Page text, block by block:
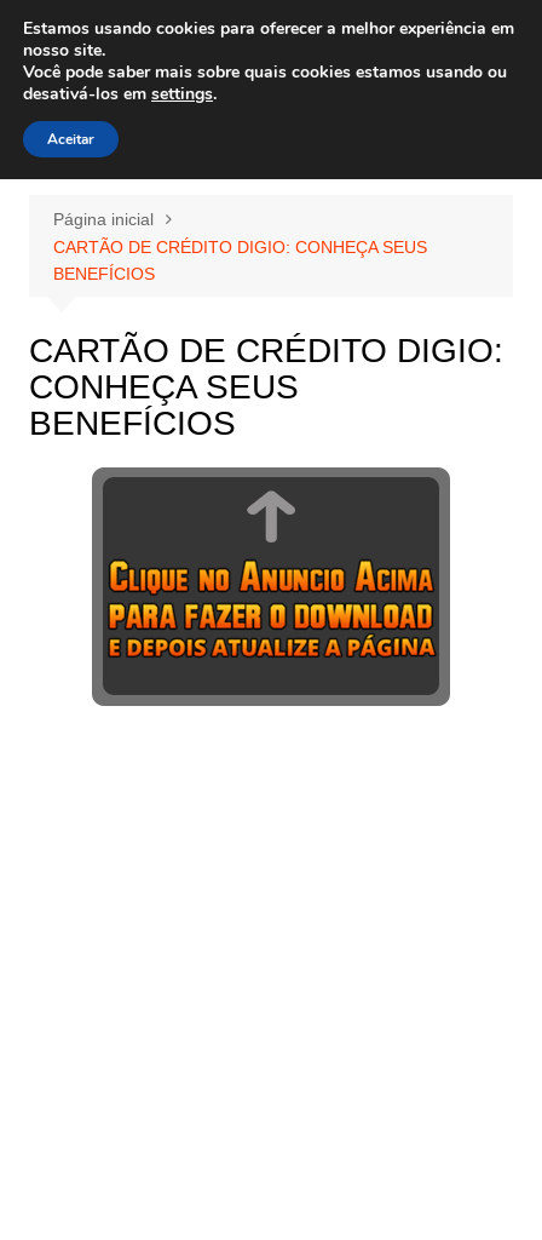
para
conteúdo
Wiley Wales
corais algas e vida marinha
Página inicial
CARTÃO DE CRÉDITO DIGIO: CONHEÇA SEUS
BENEFÍCIOS
CARTÃO DE CRÉDITO DIGIO:
CONHEÇA SEUS
BENEFÍCIOS
Estamos usando cookies para oferecer a melhor experiência em
nosso site.
Você pode saber mais sobre quais cookies estamos usando ou
desativá-los em settings.
Aceitar